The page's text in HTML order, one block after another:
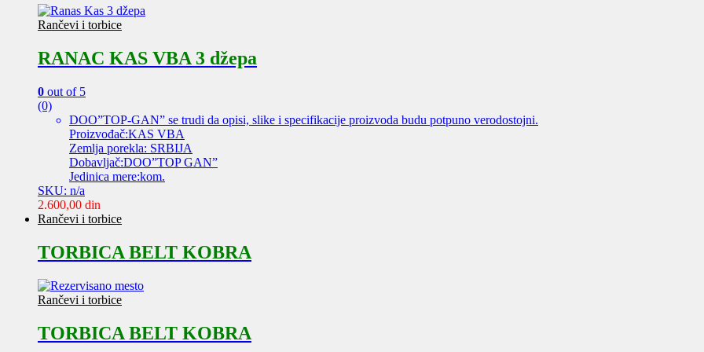
Rančevi i torbice
RANAC KAS VBA 3 džepa
0 out of 5
(0)
DOO”TOP-GAN” se trudi da opisi, slike i specifikacije proizvoda budu potpuno verodostojni.
Proizvođač:KAS VBA
Zemlja porekla: SRBIJA
Dobavljač:DOO”TOP GAN”
Jedinica mere:kom.
SKU: n/a
2.600,00 din
Rančevi i torbice
TORBICA BELT KOBRA
Rančevi i torbice
TORBICA BELT KOBRA